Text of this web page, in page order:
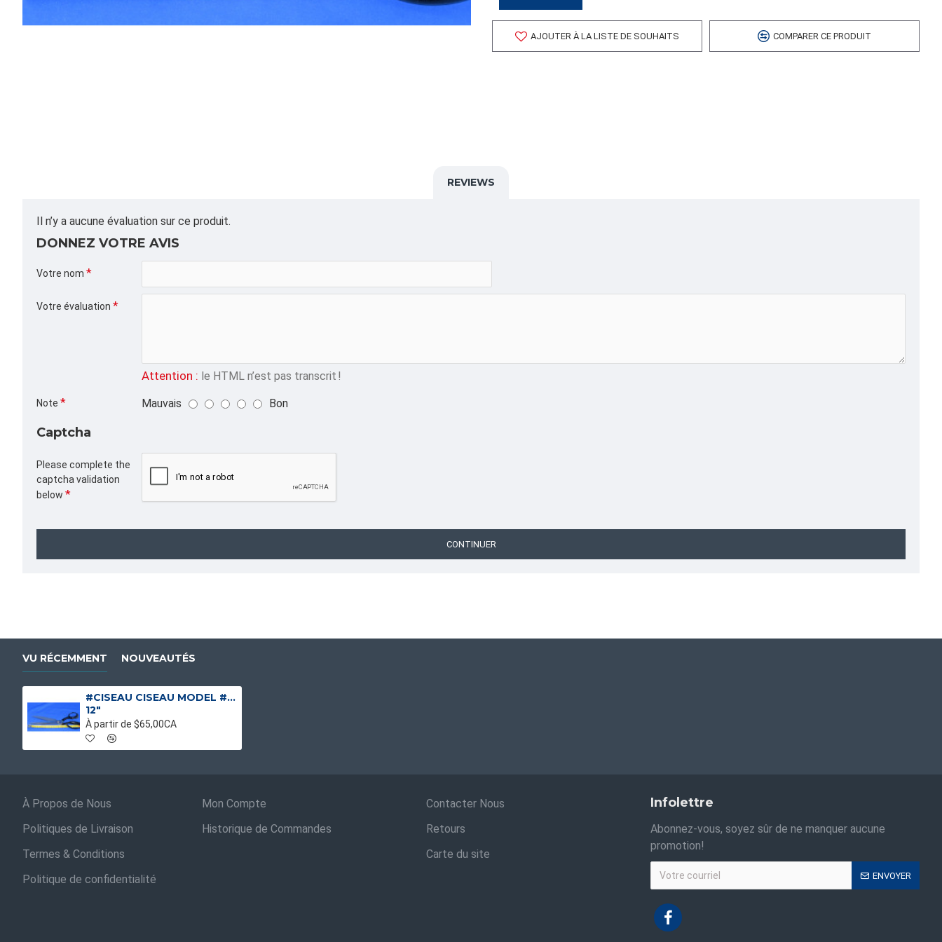
FORMAT DE PALETTE
Quantité par palette: 0.00
Dimension/pallet:
AJOUTER À LA LISTE DE SOUHAITS COMPARER CE PRODUIT
REVIEWS
Il n’y a aucune évaluation sur ce produit.
DONNEZ VOTRE AVIS
Votre nom
Votre évaluation
Attention : le HTML n’est pas transcrit !
Note Mauvais Bon
Captcha
Please complete the
captcha validation
below
CONTINUER
VU RÉCEMMENT NOUVEAUTÉS
#CISEAU CISEAU MODEL # WIS 22W
12"
À partir de $65,00CA
À Propos de Nous
Politiques de Livraison
Termes & Conditions
Politique de confidentialité
Mon Compte
Historique de Commandes
Contacter Nous
Retours
Carte du site
Infolettre
Abonnez-vous, soyez sûr de ne manquer aucune
promotion!
ENVOYER